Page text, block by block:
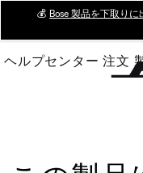
Main
💰 Bose 製品を下取り
ヘルプセンター 注文